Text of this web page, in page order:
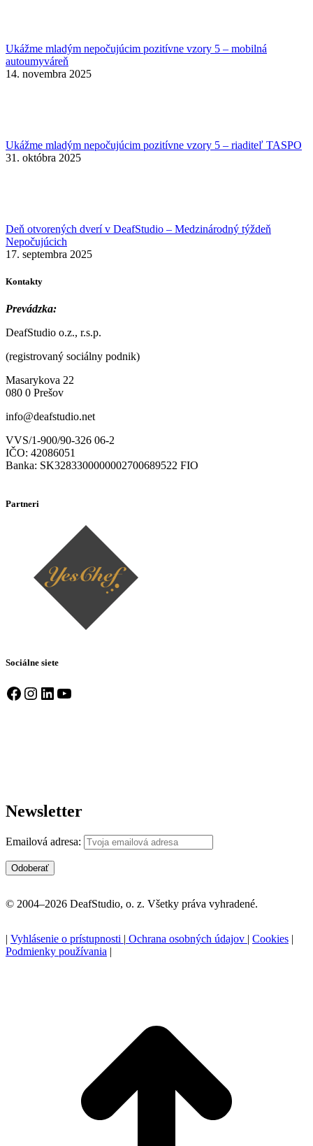
Ukážme mladým nepočujúcim pozitívne vzory 5 – mobilná
autoumyváreň
14. novembra 2025
Ukážme mladým nepočujúcim pozitívne vzory 5 – riaditeľ TASPO
31. októbra 2025
Deň otvorených dverí v DeafStudio – Medzinárodný týždeň
Nepočujúcich
17. septembra 2025
Kontakty
Prevádzka:
DeafStudio o.z., r.s.p.
(registrovaný sociálny podnik)
Masarykova 22
080 0 Prešov
info@deafstudio.net
VVS/1-900/90-326 06-2
IČO: 42086051
Banka: SK3283300000002700689522 FIO
Partneri
Sociálne siete
Facebook Instagram LinkedIn YouTube
Newsletter
Emailová adresa:
© 2004–2026 DeafStudio, o. z. Všetky práva vyhradené.
| Vyhlásenie o prístupnosti | Ochrana osobných údajov | Cookies |
Podmienky používania |